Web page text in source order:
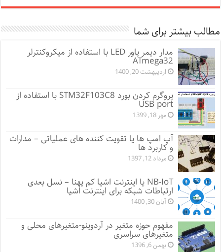
مطالب بیشتر برای شما
مدار دیمر پاور LED با استفاده از میکروکنترلر
ATmega32
اردیبهشت 20, 1400
پروگرم کردن بورد STM32F103C8 با استفاده از
USB port
مهر 18, 1399
آپ امپ ها یا تقویت کننده های عملیاتی – مدارات
و کاربرد ها
مرداد 12, 1397
NB-IoT یا اینترنت اشیا کم پهنا – نسل بعدی
ارتباطات شبکه برای اینترنت اشیا
آبان 30, 1400
مفهوم حوزه متغیر در آردوینو-متغیرهای محلی و
متغیرهای سراسری
بهمن 6, 1396